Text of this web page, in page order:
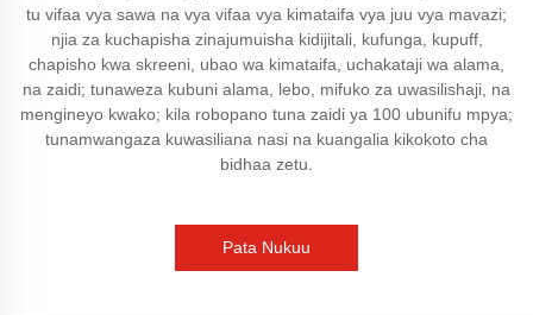
tu vifaa vya sawa na vya vifaa vya kimataifa vya juu vya mavazi;
njia za kuchapisha zinajumuisha kidijitali, kufunga, kupuff,
chapisho kwa skreeni, ubao wa kimataifa, uchakataji wa alama,
na zaidi; tunaweza kubuni alama, lebo, mifuko za uwasilishaji, na
mengineyo kwako; kila robopano tuna zaidi ya 100 ubunifu mpya;
tunamwangaza kuwasiliana nasi na kuangalia kikokoto cha
bidhaa zetu.
Pata Nukuu